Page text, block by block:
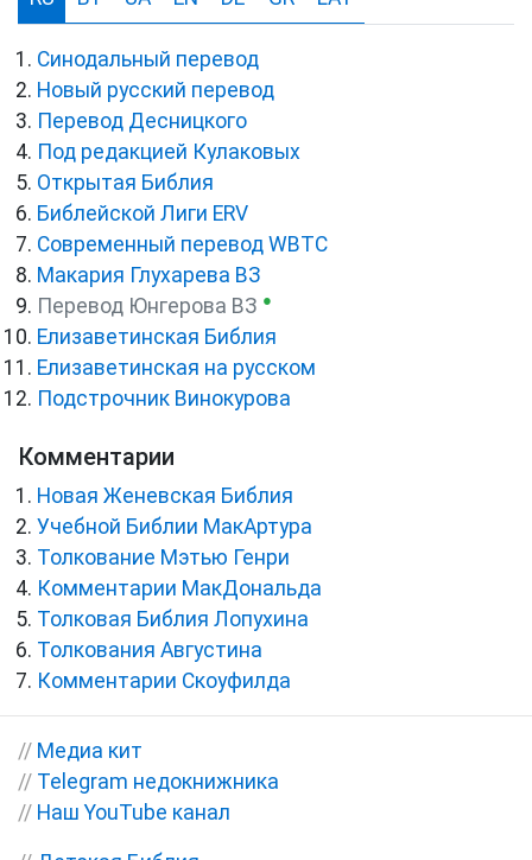
Синодальный перевод
Новый русский перевод
Перевод Десницкого
Под редакцией Кулаковых
Открытая Библия
Библейской Лиги ERV
Cовременный перевод WBTC
Макария Глухарева ВЗ
Перевод Юнгерова ВЗ ●
Елизаветинская Библия
Елизаветинская на русском
Подстрочник Винокурова
Комментарии
Новая Женевская Библия
Учебной Библии МакАртура
Толкование Мэтью Генри
Комментарии МакДональда
Толковая Библия Лопухина
Толкования Августина
Комментарии Скоуфилда
// Медиа кит
// Telegram недокнижника
// Наш YouTube канал